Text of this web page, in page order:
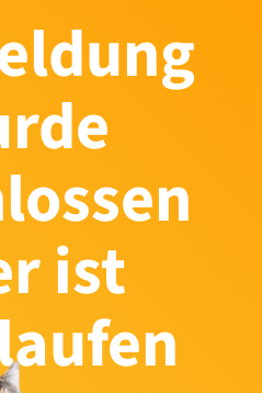
ist